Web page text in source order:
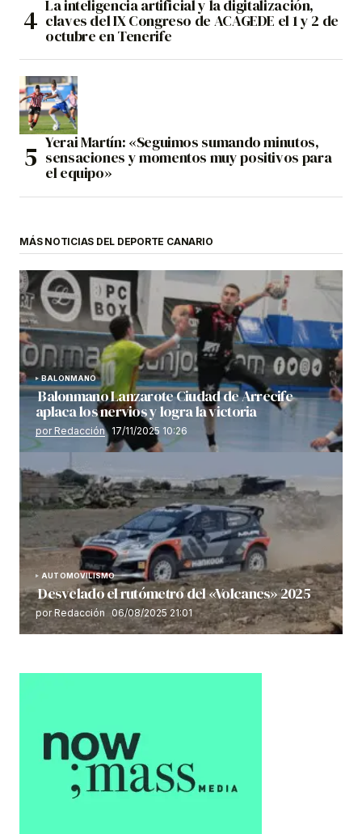
La inteligencia artificial y la digitalización,
claves del IX Congreso de ACAGEDE el 1 y 2 de
octubre en Tenerife
Yerai Martín: «Seguimos sumando minutos,
sensaciones y momentos muy positivos para
el equipo»
MÁS NOTICIAS DEL DEPORTE CANARIO
BALONMANO
Balonmano Lanzarote Ciudad de Arrecife
aplaca los nervios y logra la victoria
por Redacción 17/11/2025 10:26
AUTOMOVILISMO
Desvelado el rutómetro del «Volcanes» 2025
por Redacción 06/08/2025 21:01